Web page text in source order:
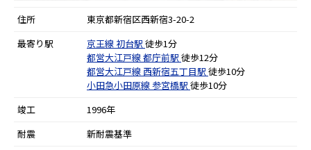
住所
東京都新宿区西新宿3-20-2
最寄り駅
京王線 初台駅 徒歩1分
都営大江戸線都庁前駅 徒歩12分
都営大江戸線 西新宿五丁目駅 徒歩10分
小田急小田原線参宮橋駅 徒歩10分
竣工
1996年
耐震
新耐震基準